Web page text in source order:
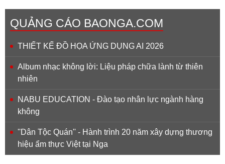
QUẢNG CÁO BAONGA.COM
THIẾT KẾ ĐỒ HỌA ỨNG DỤNG AI 2026
Album nhạc không lời: Liệu pháp chữa lành từ thiên
nhiên
NABU EDUCATION - Đào tạo nhân lực ngành hàng
không
''Dân Tộc Quán'' - Hành trình 20 năm xây dựng thương
hiệu ẩm thực Việt tại Nga